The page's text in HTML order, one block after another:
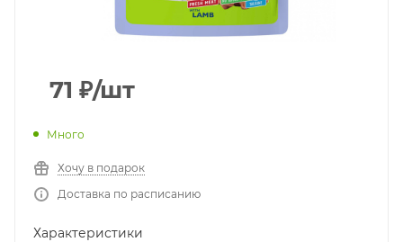
71 ₽/шт
Много
Хочу в подарок
Доставка по расписанию
Характеристики